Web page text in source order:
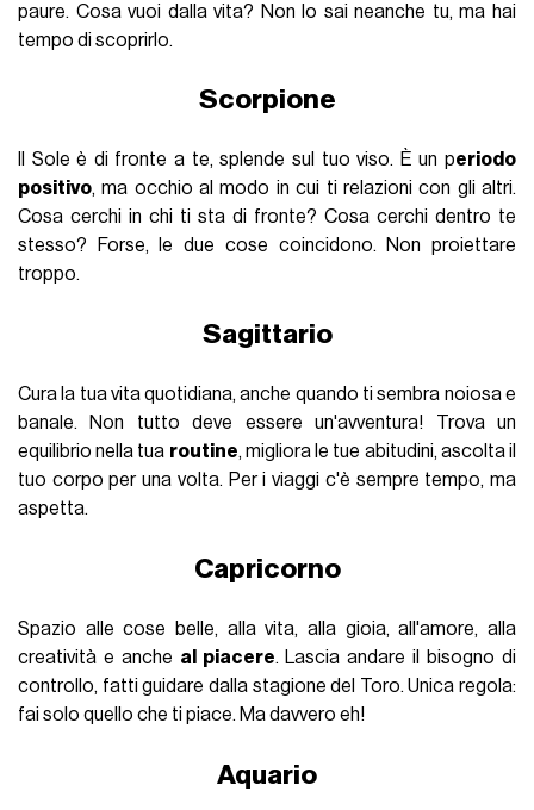
paure. Cosa vuoi dalla vita? Non lo sai neanche tu, ma hai
tempo di scoprirlo.
Scorpione
Il Sole è di fronte a te, splende sul tuo viso. È un periodo
positivo, ma occhio al modo in cui ti relazioni con gli altri.
Cosa cerchi in chi ti sta di fronte? Cosa cerchi dentro te
stesso? Forse, le due cose coincidono. Non proiettare
troppo.
Sagittario
Cura la tua vita quotidiana, anche quando ti sembra noiosa e
banale. Non tutto deve essere un'avventura! Trova un
equilibrio nella tua routine, migliora le tue abitudini, ascolta il
tuo corpo per una volta. Per i viaggi c'è sempre tempo, ma
aspetta.
Capricorno
Spazio alle cose belle, alla vita, alla gioia, all'amore, alla
creatività e anche al piacere. Lascia andare il bisogno di
controllo, fatti guidare dalla stagione del Toro. Unica regola:
fai solo quello che ti piace. Ma davvero eh!
Aquario